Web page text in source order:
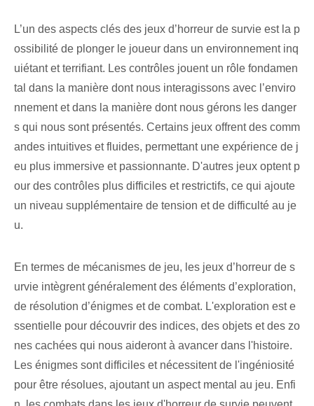
L’un des aspects clés des jeux d’horreur de survie est la p
ossibilité de plonger le joueur dans un environnement inq
uiétant et terrifiant. Les contrôles jouent un rôle fondamen
tal dans la manière dont nous interagissons avec l’enviro
nnement et dans la manière dont nous gérons les danger
s qui nous sont présentés. Certains jeux offrent des comm
andes intuitives et fluides, permettant une expérience de j
eu plus immersive et passionnante. D'autres jeux optent p
our des contrôles plus difficiles et restrictifs, ce qui ajoute
un niveau supplémentaire de tension et de difficulté au je
u.
En termes de mécanismes de jeu, les jeux d’horreur de s
urvie intègrent généralement des éléments d’exploration,
de résolution d’énigmes et de combat. L'exploration est e
ssentielle pour découvrir des indices, des objets et des zo
nes cachées qui nous aideront à avancer dans l'histoire.
Les énigmes sont difficiles et nécessitent de l'ingéniosité
pour être résolues, ajoutant un aspect mental au jeu. Enfi